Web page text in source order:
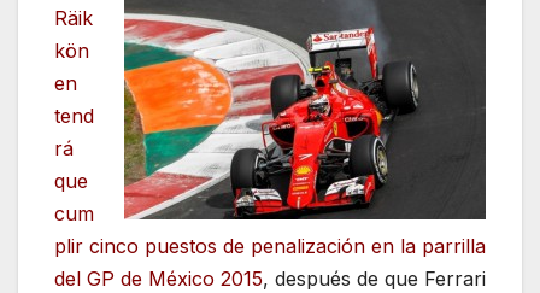
Räik
kön
en
tend
rá
que
cum
plir cinco puestos de penalización en la parrilla
del GP de México 2015, después de que Ferrari